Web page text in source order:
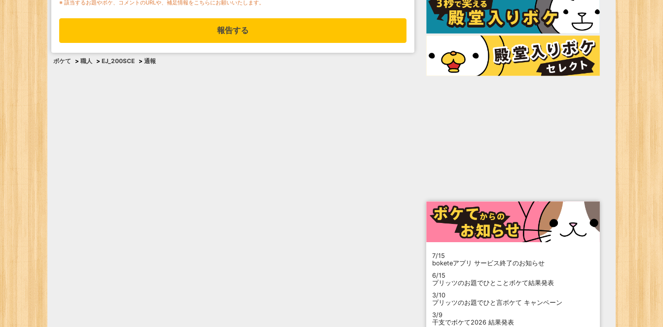
※ 該当するお題やボケ、コメントのURLや、補足情報をこちらにお願いいたします。
報告する
ボケて > 職人 > EJ_200SCE > 通報
7/15
boketeアプリ サービス終了のお知らせ
6/15
プリッツのお題でひとことボケて結果発表
3/10
プリッツのお題でひと言ボケて キャンペーン
3/9
干支でボケて2026 結果発表